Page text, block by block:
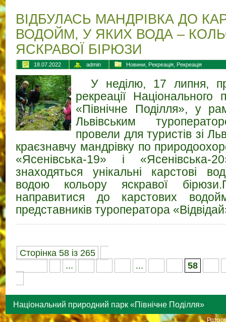
ВІДБУЛАСЬ МАНДРІВКА ДО
ВОДОЙМ, У ЯКИХ ВОДА –
ЯСКРАВОЇ БІРЮЗИ
18.07.2022 admin Новини Рекреація Рекреація
У неділю, 17 липня,
рекреації Національного
«Північне Поділля», у
Львівським
провели для туристів зі
краєзнавчу мандрівку по
«Ясенівська-19» і
знаходяться унікальні карстові
водою кольору яскравої
направитися до карстових
представників туроператора
Сторінка 58 із 265
... ... 58
Національний природний парк «Північне Поділля»